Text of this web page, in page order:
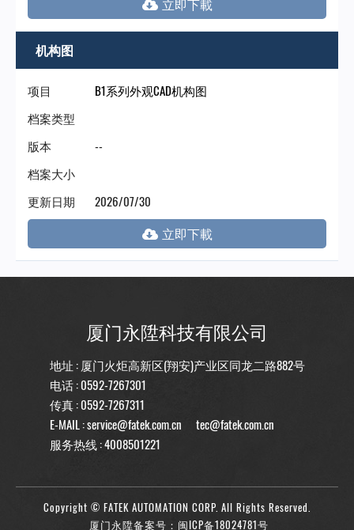
技
机构图
项目
B1系列外观CAD机构图
档案类型
版本
--
档案大小
更新日期
2026/07/30
厦门永陞科技有限公司
地址 : 厦门火炬高新区(翔安)产业区同龙二路882号
电话 :0592-7267301
传真 : 0592-7267311
E-MAIL :service@fatek.com.cn
tec@fatek.com.cn
服务热线 :4008501221
Copyright © FATEK AUTOMATION CORP. All Rights Reserved.
厦门永陞备案号：闽ICP备18024781号